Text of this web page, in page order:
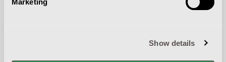
Marketing
Show details